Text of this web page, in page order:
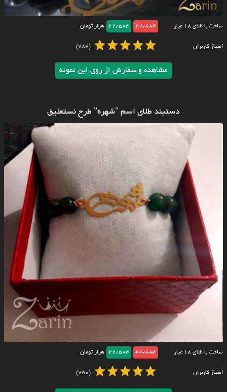
ساخت با طلای ۱۸ عیار 22/683
22/583 هزار تومان
امتیاز کاربران (784)
مشاهده و سفارش از روی این نمونه
دستبند طلای اسم "شهره" طرح نستعلیق
ساخت با طلای ۱۸ عیار 22/683
22/583 هزار تومان
امتیاز کاربران (750)